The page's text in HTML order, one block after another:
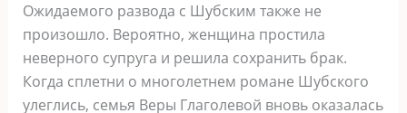
Ожидаемого развода с Шубским также не
произошло. Вероятно, женщина простила
неверного супруга и решила сохранить брак.
Когда сплетни о многолетнем романе Шубского
улеглись, семья Веры Глаголевой вновь оказалась